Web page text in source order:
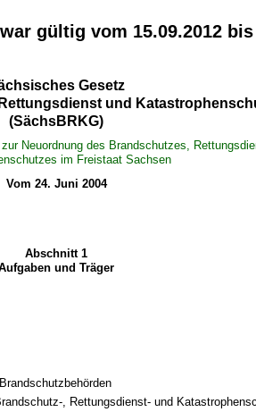
war gültig vom 15.09.2012 bis
Gesetz
und
(SächsBRKG)
Neuordnung des Brandschutzes,
im Freistaat Sachsen
Vom 24. Juni 2004
Abschnitt 1
und Träger
, Rettungsdienst- und